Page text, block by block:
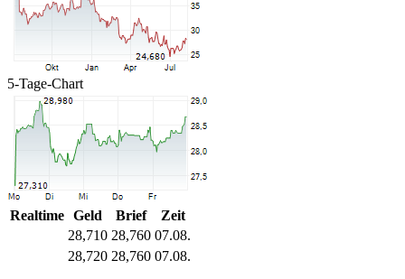
5-Tage-Chart
Realtime Geld Brief
Zeit
28,710 28,760 07.08.
28,720 28,760 07.08.